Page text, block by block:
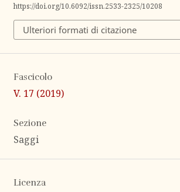
https://doi.org/10.6092/issn.2533-2325/10208
Ulteriori formati di citazione
Fascicolo
V. 17 (2019)
Sezione
Saggi
Licenza